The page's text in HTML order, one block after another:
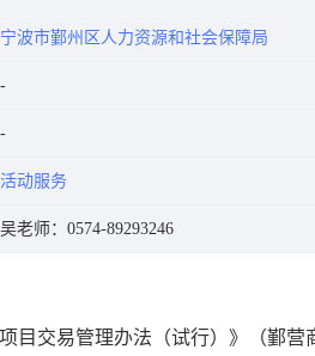
宁波市鄞州区人力资源和社会保障局
活动服务
吴老师：0574-89293246
目交易管理办法（试行）》（鄞